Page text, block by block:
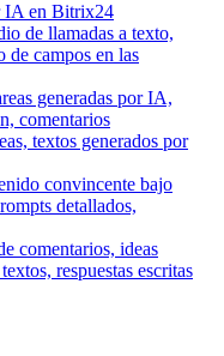
IA en Bitrix24
de llamadas a texto,
de campos en las
generadas por IA,
comentarios
textos generados por
convincente bajo
detallados,
comentarios, ideas
respuestas escritas